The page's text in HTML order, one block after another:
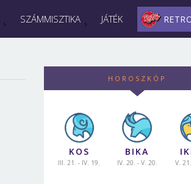
SZÁMMISZTIKA JÁTÉK
HOROSZKÓP
KOS
III. 21. - IV. 19.
BIKA
IV. 20. - V. 20. V.